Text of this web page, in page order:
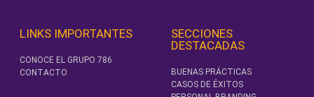
LINKS IMPORTANTES
CONOCE EL GRUPO 786
CONTACTO
SECCIONES
DESTACADAS
BUENAS PRÁCTICAS
CASOS DE ÉXITOS